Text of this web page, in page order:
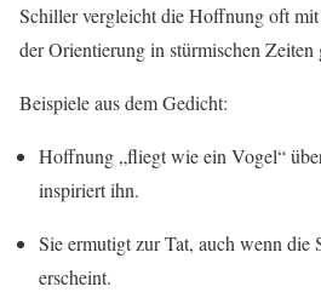
Schiller vergleicht die Hoffnung oft
der Orientierung in stürmischen Zeiten
Beispiele aus dem Gedicht:
Hoffnung „fliegt wie ein Vogel“
inspiriert ihn.
Sie ermutigt zur Tat, auch wenn die
erscheint.